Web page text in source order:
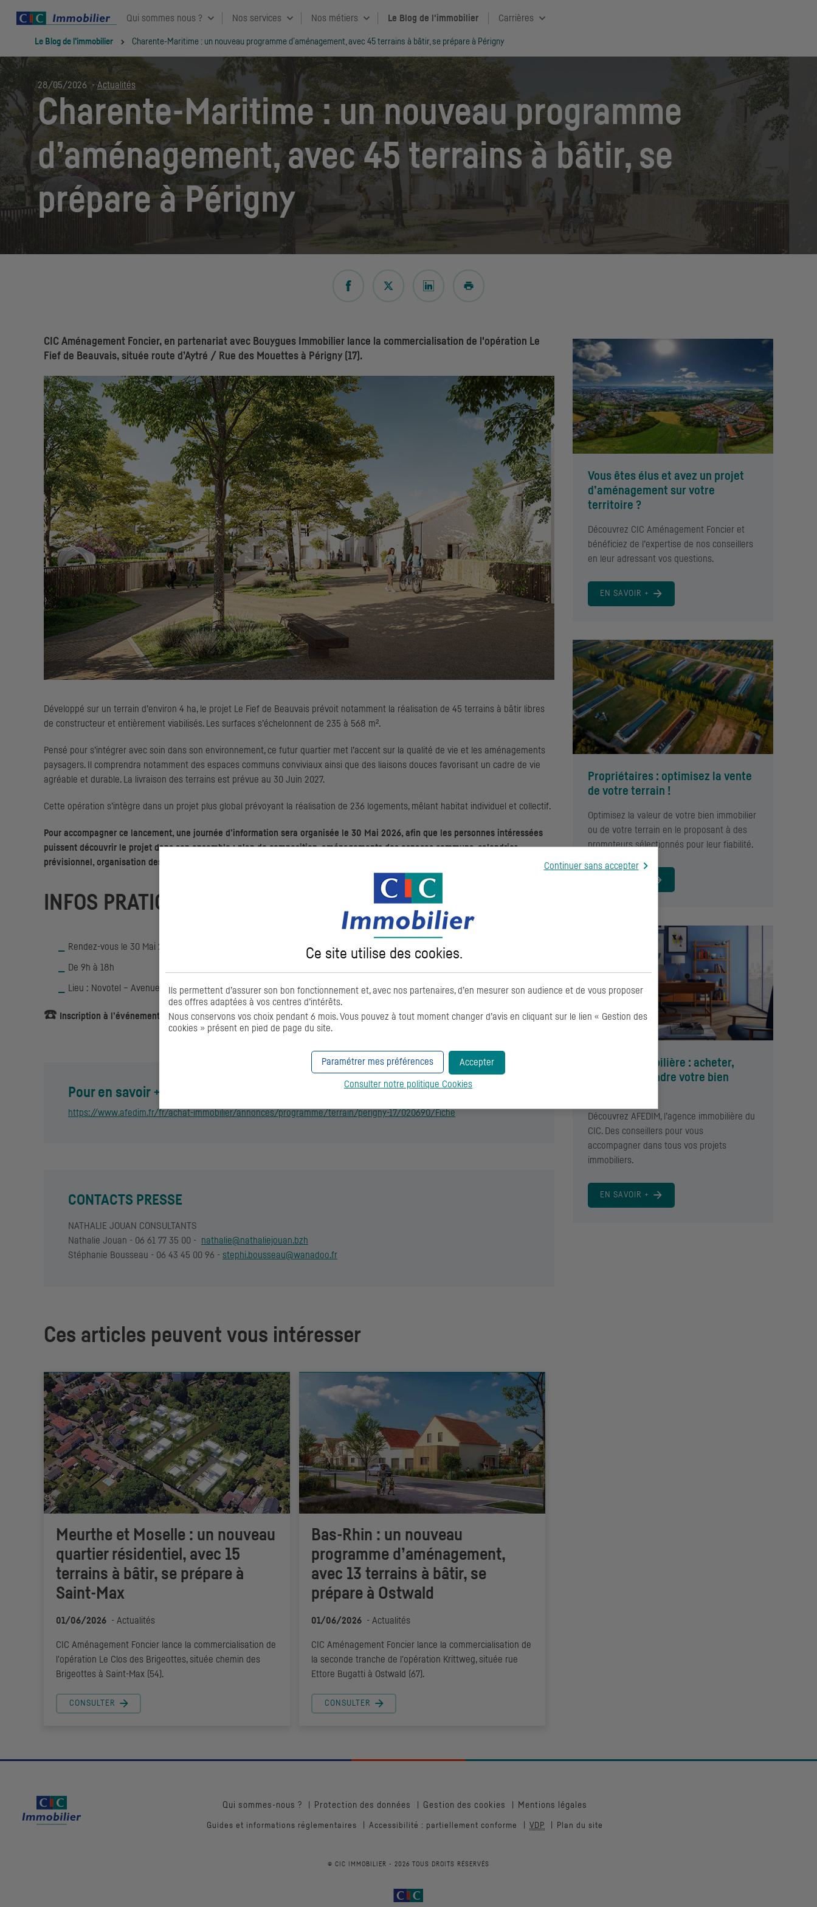
Qui sommes nous ? Nos services Nos métiers Le Blog de l'immobilier Carrières
Vous êtes ici:
Le Blog de l'immobilier Charente-Maritime : un nouveau programme d’aménagement, avec 45 terrains à bâtir, se prépare à Périgny
28/05/2026-Actualités
Charente-Maritime : un nouveau programme
d’aménagement, avec 45 terrains à bâtir, se
prépare à Périgny
Vous êtes élus et avez un projet
d’aménagement sur votre
territoire ?
Découvrez CIC Aménagement Foncier et
bénéficiez de l’expertise de nos conseillers
en leur adressant vos questions.
EN SAVOIR +
Propriétaires : optimisez la vente
de votre terrain !
Optimisez la valeur de votre bien immobilier
ou de votre terrain en le proposant à des
promoteurs sélectionnés pour leur fiabilité.
Agence immobilière : acheter,
investir ou vendre votre bien
Découvrez AFEDIM, l’agence immobilière du
CIC. Des conseillers pour vous
accompagner dans tous vos projets
immobiliers.
EN SAVOIR +
CIC Aménagement Foncier, en partenariat avec Bouygues Immobilier lance la commercialisation de l'opération Le
Fief de Beauvais, située route d’Aytré / Rue des Mouettes à Périgny (17).
Développé sur un terrain d’environ 4 ha, le projet Le Fief de Beauvais prévoit notamment la réalisation de 45 terrains à bâtir libres
de constructeur et entièrement viabilisés. Les surfaces s’échelonnent de 235 à 568 m².
Pensé pour s’intégrer avec soin dans son environnement, ce futur quartier met l’accent sur la qualité de vie et les aménagements
paysagers. Il comprendra notamment des espaces communs conviviaux ainsi que des liaisons douces favorisant un cadre de vie
agréable et durable. La livraison des terrains est prévue au 30 Juin 2027.
Cette opération s’intègre dans un projet plus global prévoyant la réalisation de 236 logements, mêlant habitat individuel et collectif.
Pour accompagner ce lancement, une journée d’information sera organisée le 30 Mai 2026, afin que les personnes intéressées
puissent découvrir le projet dans son ensemble : plan de composition, aménagements des espaces communs, calendrier
prévisionnel, organisation des travaux... mais aussi réserver leur terrain.
INFOS PRATIQUES
Rendez-vous le 30 Mai 2026
De 9h à 18h
Lieu : Novotel – Avenue de la Porte Neuve, 17 000 La Rochelle
☎️ Inscription à l’événement au 05 24 72 75 66
Pour en savoir + sur le programme et consulter les lots disponibles :
https://www.afedim.fr/fr/achat-immobilier/annonces/programme/terrain/perigny-17/020690/Fiche
CONTACTS PRESSE
NATHALIE JOUAN CONSULTANTS
Nathalie Jouan - 06 61 77 35 00 - nathalie@nathaliejouan.bzh
Stéphanie Bousseau - 06 43 45 00 96 - stephi.bousseau@wanadoo.fr
Ces articles peuvent vous intéresser
Meurthe et Moselle : un nouveau
quartier résidentiel, avec 15
terrains à bâtir, se prépare à
Saint-Max
01/06/2026 - Actualités
CIC Aménagement Foncier lance la commercialisation de
l'opération Le Clos des Brigeottes, située chemin des
Brigeottes à Saint-Max (54).
CONSULTER
Bas-Rhin : un nouveau
programme d’aménagement,
avec 13 terrains à bâtir, se
prépare à Ostwald
01/06/2026 - Actualités
CIC Aménagement Foncier lance la commercialisation de
la seconde tranche de l'opération Krittweg, située rue
Ettore Bugatti à Ostwald (67).
CONSULTER
Qui sommes-nous ? Protection des données Gestion des cookies Mentions légales
Guides et informations réglementaires Accessibilité : partiellement conforme VDP Plan du site
© CIC IMMOBILIER - 2026 TOUS DROITS RÉSERVÉS
Continuer sans accepter
Ce site utilise des cookies.
Ils permettent d’assurer son bon fonctionnement et, avec nos partenaires, d’en mesurer son audience et de vous proposer
des offres adaptées à vos centres d’intérêts.
Nous conservons vos choix pendant 6 mois. Vous pouvez à tout moment changer d’avis en cliquant sur le lien « Gestion des
cookies » présent en pied de page du site.
Accepter
Paramétrer mes préférences
Consulter notre politique Cookies